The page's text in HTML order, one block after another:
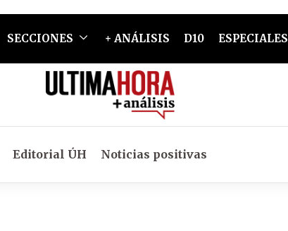
SECCIONES + ANÁLISIS D10 ESPECIALES
Editorial ÚH Noticias positivas